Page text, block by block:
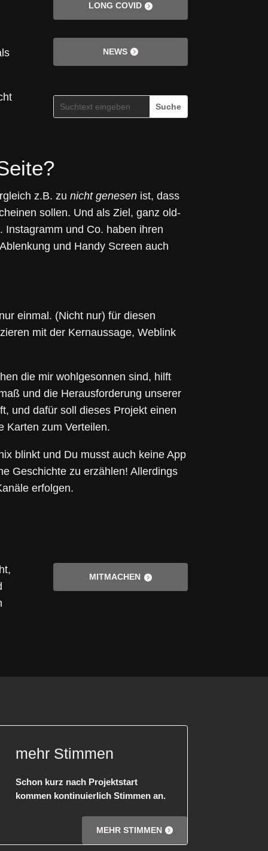
LONG COVID
NEWS
z.B. zu nicht genesen ist, dass
sollen. Und als Ziel, ganz old-
Instagramm und Co. haben ihren
und Handy Screen auch
einmal. (Nicht nur) für diesen
mit der Kernaussage, Weblink
die mir wohlgesonnen sind, hilft
und die Herausforderung unserer
und dafür soll dieses Projekt einen
Karten zum Verteilen.
blinkt und Du musst auch keine App
Geschichte zu erzählen! Allerdings
erfolgen.
MITMACHEN
mehr Stimmen
Schon kurz nach Projektstart
kommen kontinuierlich Stimmen an.
MEHR STIMMEN